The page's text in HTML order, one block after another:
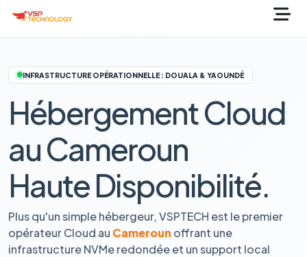
INFRASTRUCTURE OPÉRATIONNELLE : DOUALA & YAOUNDÉ
Hébergement Cloud
au Cameroun
Haute Disponibilité.
Plus qu'un simple hébergeur, VSPTECH est le premier
opérateur Cloud au Cameroun offrant une
infrastructure NVMe redondée et un support local